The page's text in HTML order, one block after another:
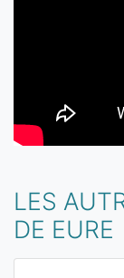
LES
DE EURE